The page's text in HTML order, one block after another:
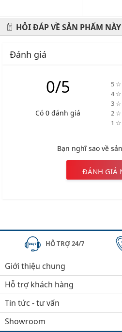
HỎI ĐÁP VỀ SẢN PHẨM NÀY
Đánh giá
0/5
Có 0 đánh giá
5 ☆
4 ☆
3 ☆
2 ☆
1 ☆
Bạn nghĩ sao về
ĐÁNH GIÁ
HỖ TRỢ 24/7
Giới thiệu chung
Hỗ trợ khách hàng
Tin tức - tư vấn
Showroom